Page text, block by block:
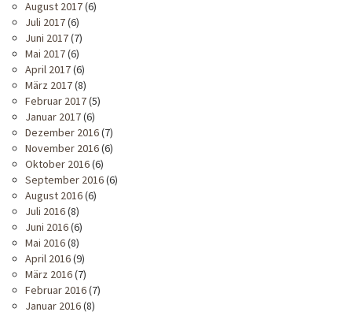
August 2017(6)
Juli 2017(6)
Juni 2017(7)
Mai 2017(6)
April 2017(6)
März 2017(8)
Februar 2017(5)
Januar 2017(6)
Dezember 2016(7)
November 2016(6)
Oktober 2016(6)
September 2016(6)
August 2016(6)
Juli 2016(8)
Juni 2016(6)
Mai 2016(8)
April 2016(9)
März 2016(7)
Februar 2016(7)
Januar 2016(8)